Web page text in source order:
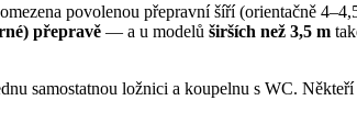
povolenou přepravní šíří (orientačně
přepravě — a u modelů širších než 3,5 m
samostatnou ložnici a koupelnu s WC.